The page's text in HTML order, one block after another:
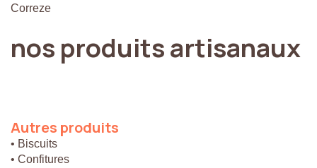
Correze
nos produitsartisanaux
Autres produits
• Biscuits
• Confitures